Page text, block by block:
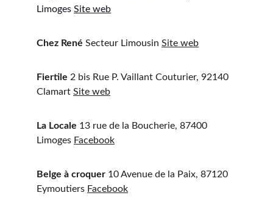
Limoges Site web
Chez René Secteur Limousin Site web
Fiertile 2 bis Rue P. Vaillant Couturier, 92140
Clamart Site web
La Locale 13 rue de la Boucherie, 87400
Limoges Facebook
Belge à croquer 10 Avenue de la Paix, 87120
Eymoutiers Facebook